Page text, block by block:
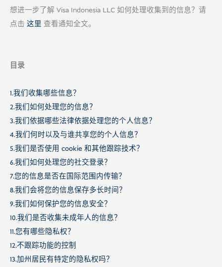
想进一步了解 Visa Indonesia LLC 如何处理收集到的信息？请
点击 这里 查看通知全文。
目录
1.我们收集哪些信息？
2.我们如何处理您的信息？
3.我们依据哪些法律依据处理您的个人信息？
4.我们何时以及与谁共享您的个人信息？
5.我们是否使用 cookie 和其他跟踪技术？
6.我们如何处理您的社交登录？
7.您的信息是否在国际范围内传输？
8.我们会将您的信息保存多长时间？
9.我们如何保护您的信息安全？
10.我们是否收集未成年人的信息？
11.您有哪些隐私权？
12.不跟踪功能的控制
13.加州居民有特定的隐私权吗？